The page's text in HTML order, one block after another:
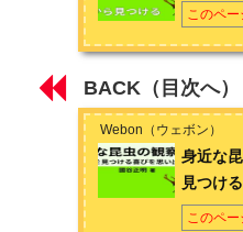
このペ
BACK（目次へ）
Webon（ウェボン）
身近な
見つけ
このペ